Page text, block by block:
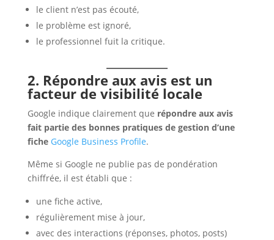
le client n’est pas écouté,
le problème est ignoré,
le professionnel fuit la critique.
2. Répondre aux avis est un
facteur de visibilité locale
Google indique clairement que répondre aux avis
fait partie des bonnes pratiques de gestion d’une
fiche Google Business Profile.
Même si Google ne publie pas de pondération
chiffrée, il est établi que :
une fiche active,
régulièrement mise à jour,
avec des interactions (réponses, photos, posts)